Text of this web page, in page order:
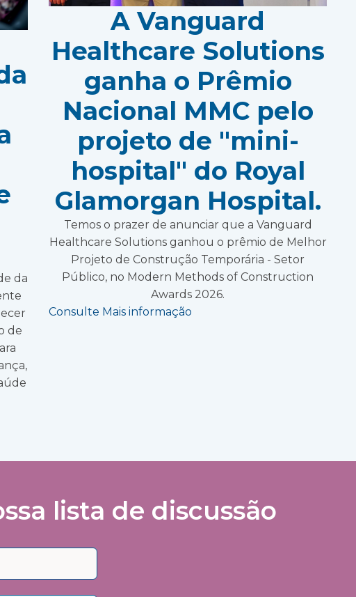
da
de
A Vanguard
Healthcare Solutions
ganha o Prêmio
Nacional MMC pelo
projeto de "mini-
hospital" do Royal
Glamorgan Hospital.
Temos o prazer de anunciar que a Vanguard
Healthcare Solutions ganhou o prêmio de Melhor
Projeto de Construção Temporária - Setor
Público, no Modern Methods of Construction
Awards 2026.
Consulte Mais informação
lista de discussão